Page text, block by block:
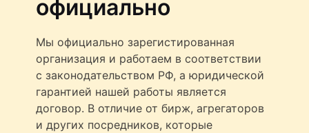
официально
Мы официально зарегистированная
организация и работаем в соответствии
с законодательством РФ, а юридической
гарантией нашей работы является
договор. В отличие от бирж, агрегаторов
и других посредников, которые